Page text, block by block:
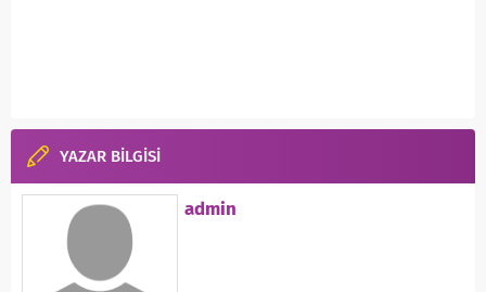
YAZAR BİLGİSİ
admin